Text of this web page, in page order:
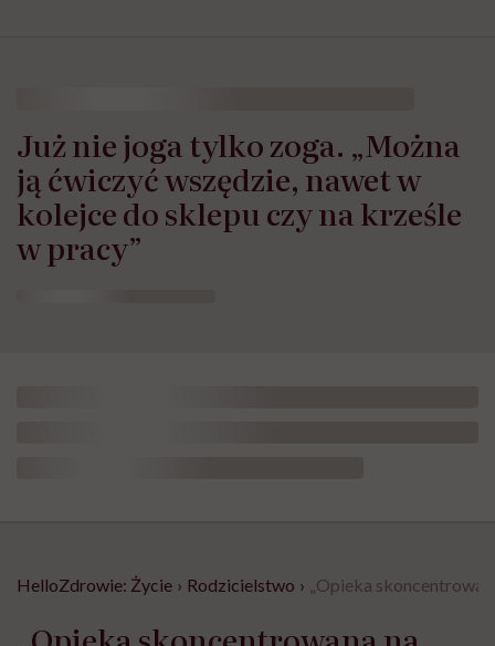
Już nie joga tylko zoga. „Można
ją ćwiczyć wszędzie, nawet w
kolejce do sklepu czy na krześle
w pracy”
HelloZdrowie: Życie › Rodzicielstwo › „Opieka